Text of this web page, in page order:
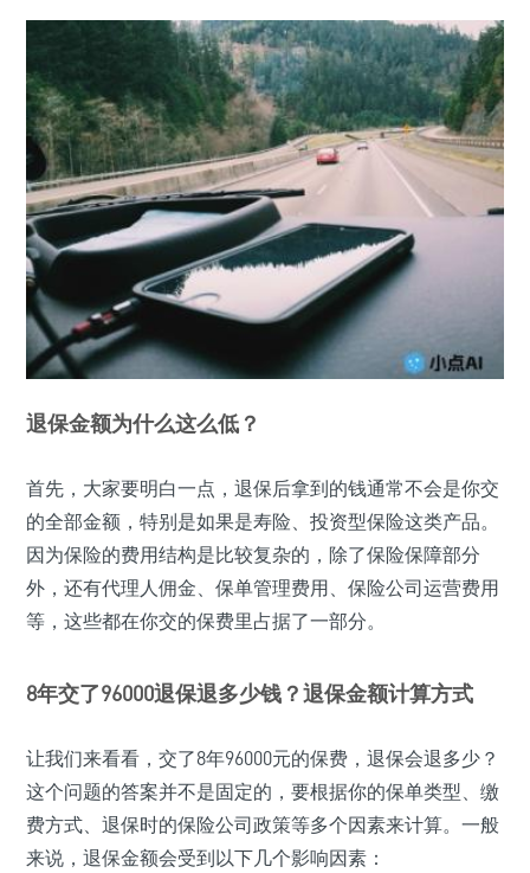
退保金额为什么这么低？
首先，大家要明白一点，退保后拿到的钱通常不会是你交
的全部金额，特别是如果是寿险、投资型保险这类产品。
因为保险的费用结构是比较复杂的，除了保险保障部分
外，还有代理人佣金、保单管理费用、保险公司运营费用
等，这些都在你交的保费里占据了一部分。
8年交了96000退保退多少钱？退保金额计算方式
让我们来看看，交了8年96000元的保费，退保会退多少？
这个问题的答案并不是固定的，要根据你的保单类型、缴
费方式、退保时的保险公司政策等多个因素来计算。一般
来说，退保金额会受到以下几个影响因素：